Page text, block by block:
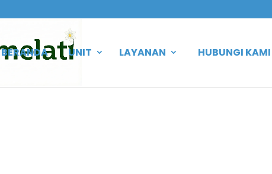
BERANDA UNIT LAYANAN HUBUNGI KAMI